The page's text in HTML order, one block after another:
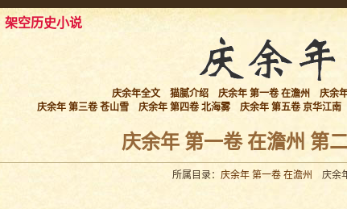
架空历史小说
庆余年全文 猫腻介绍 庆余年 第一卷 在澹州 庆余
庆余年 第三卷 苍山雪
庆余年 第四卷 北海雾 庆余年 第五卷 京华江南
庆余年 第一卷 在澹州 第
所属目录： 庆余年 第一卷 在澹州 庆余